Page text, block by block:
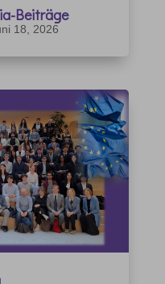
Beiträge
18, 2026